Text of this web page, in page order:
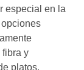
especial en la
fibra y
platos,